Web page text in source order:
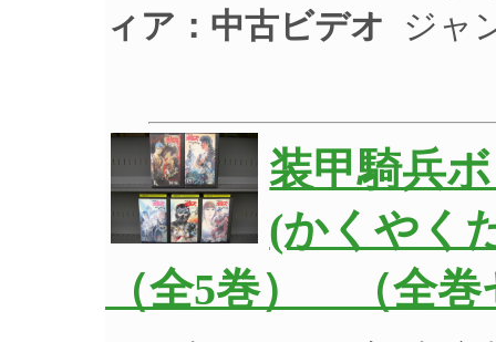
ィア：中古ビデオ ジャ
装甲騎兵
(かくや
（全5巻） （全